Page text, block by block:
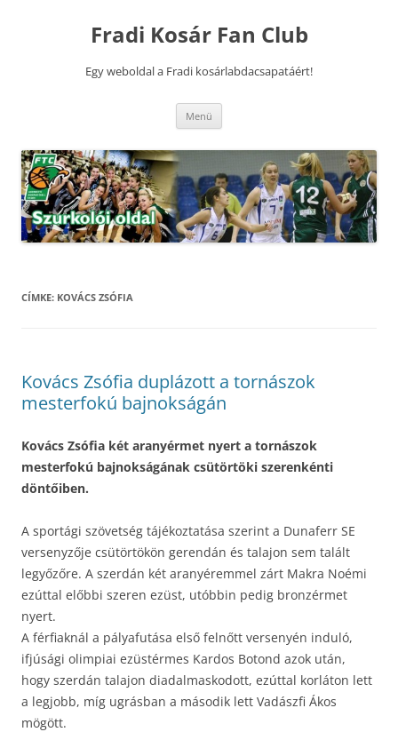
Fradi Kosár Fan Club
Egy weboldal a Fradi kosárlabdacsapatáért!
Menü
CÍMKE: KOVÁCS ZSÓFIA
Kovács Zsófia duplázott a tornászok
mesterfokú bajnokságán
Kovács Zsófia két aranyérmet nyert a tornászok
mesterfokú bajnokságának csütörtöki szerenkénti
döntőiben.
A sportági szövetség tájékoztatása szerint a Dunaferr SE
versenyzője csütörtökön gerendán és talajon sem talált
legyőzőre. A szerdán két aranyéremmel zárt Makra Noémi
ezúttal előbbi szeren ezüst, utóbbin pedig bronzérmet
nyert.
A férfiaknál a pályafutása első felnőtt versenyén induló,
ifjúsági olimpiai ezüstérmes Kardos Botond azok után,
hogy szerdán talajon diadalmaskodott, ezúttal korláton lett
a legjobb, míg ugrásban a második lett Vadászfi Ákos
mögött.